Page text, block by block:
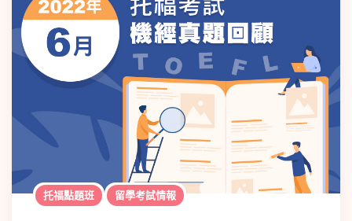
托福點題班 留學考試情報